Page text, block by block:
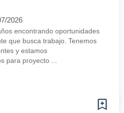
2026
encontrando oportunidades
que busca trabajo. Tenemos
y estamos
para proyecto ...